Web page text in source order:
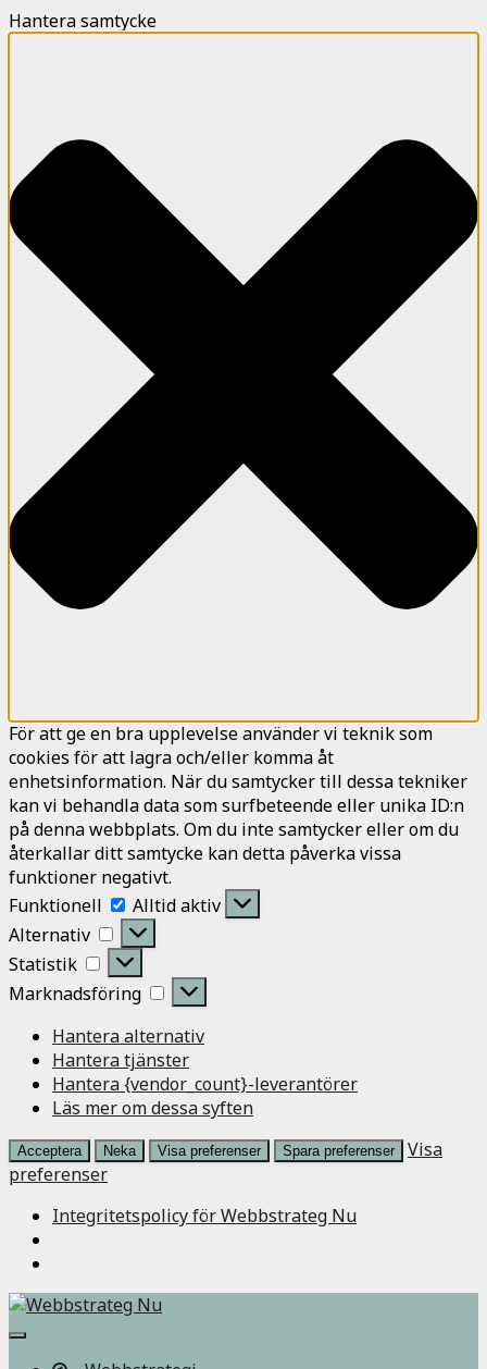
Hantera samtycke
För att ge en bra upplevelse använder vi teknik som
cookies för att lagra och/eller komma åt
enhetsinformation. När du samtycker till dessa tekniker
kan vi behandla data som surfbeteende eller unika ID:n
på denna webbplats. Om du inte samtycker eller om du
återkallar ditt samtycke kan detta påverka vissa
funktioner negativt.
Funktionell
Funktionell
Alltid aktiv
Alternativ
Alternativ
Statistik
Statistik
Marknadsföring
Marknadsföring
Hantera alternativ
Hantera tjänster
Hantera {vendor_count}-leverantörer
Läs mer om dessa syften
Acceptera Neka Visa preferenser Spara preferenser
Visa
preferenser
Integritetspolicy för Webbstrateg Nu
Slå